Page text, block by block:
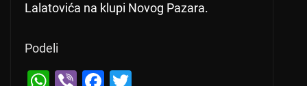
Lalatovića na klupi Novog Pazara.
Podeli